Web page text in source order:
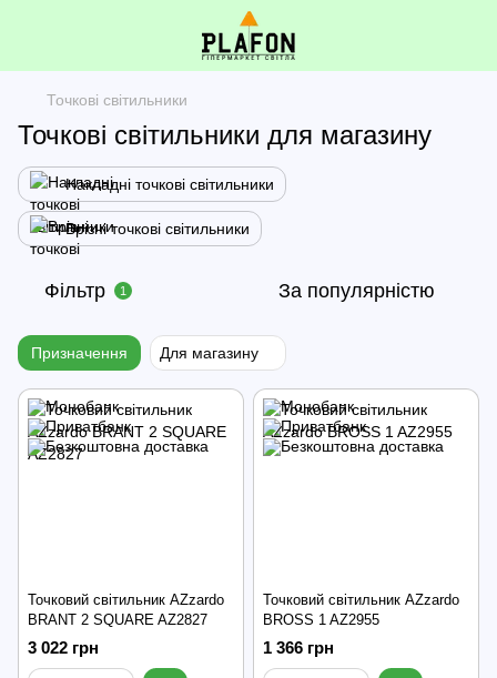
Точкові світильники
Точкові світильники для магазину
Накладні точкові світильники
Врізні точкові світильники
Фільтр 1 За популярністю
Призначення Для магазину
Точковий світильник AZzardo
BRANT 2 SQUARE AZ2827
3 022 грн
Точковий світильник AZzardo
BROSS 1 AZ2955
1 366 грн